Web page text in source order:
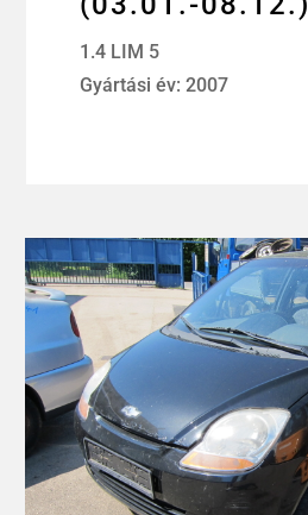
1.4 LIM 5
Gyártási év: 2007